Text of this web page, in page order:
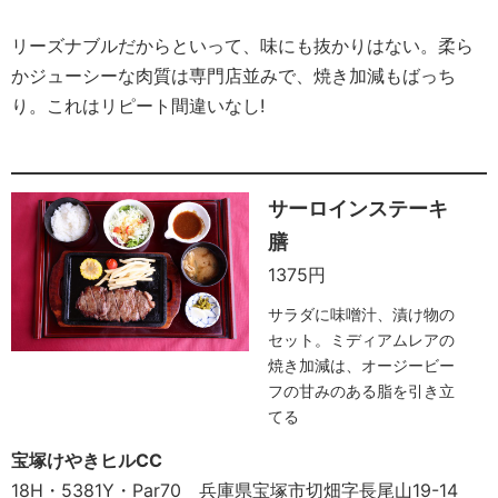
リーズナブルだからといって、味にも抜かりはない。柔ら
かジューシーな肉質は専門店並みで、焼き加減もばっち
り。これはリピート間違いなし!
サーロインステーキ
膳
1375円
サラダに味噌汁、漬け物の
セット。ミディアムレアの
焼き加減は、オージービー
フの甘みのある脂を引き立
てる
宝塚けやきヒルCC
18H・5381Y・Par70 兵庫県宝塚市切畑字長尾山19-14